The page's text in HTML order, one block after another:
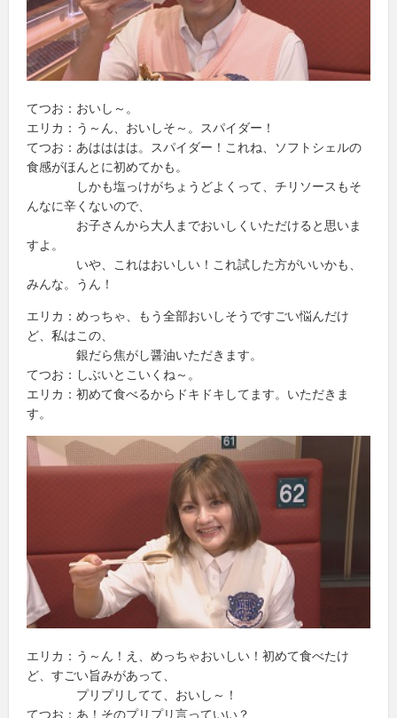
てつお：おいし～。
エリカ：う～ん、おいしそ～。スパイダー！
てつお：あはははは。スパイダー！これね、ソフトシェルの
食感がほんとに初めてかも。
しかも塩っけがちょうどよくって、チリソースもそ
んなに辛くないので、
お子さんから大人までおいしくいただけると思いま
すよ。
いや、これはおいしい！これ試した方がいいかも、
みんな。うん！
エリカ：めっちゃ、もう全部おいしそうですごい悩んだけ
ど、私はこの、
銀だら焦がし醤油いただきます。
てつお：しぶいとこいくね～。
エリカ：初めて食べるからドキドキしてます。いただきま
す。
エリカ：う～ん！え、めっちゃおいしい！初めて食べたけ
ど、すごい旨みがあって、
プリプリしてて、おいし～！
てつお：あ！そのプリプリ言っていい？